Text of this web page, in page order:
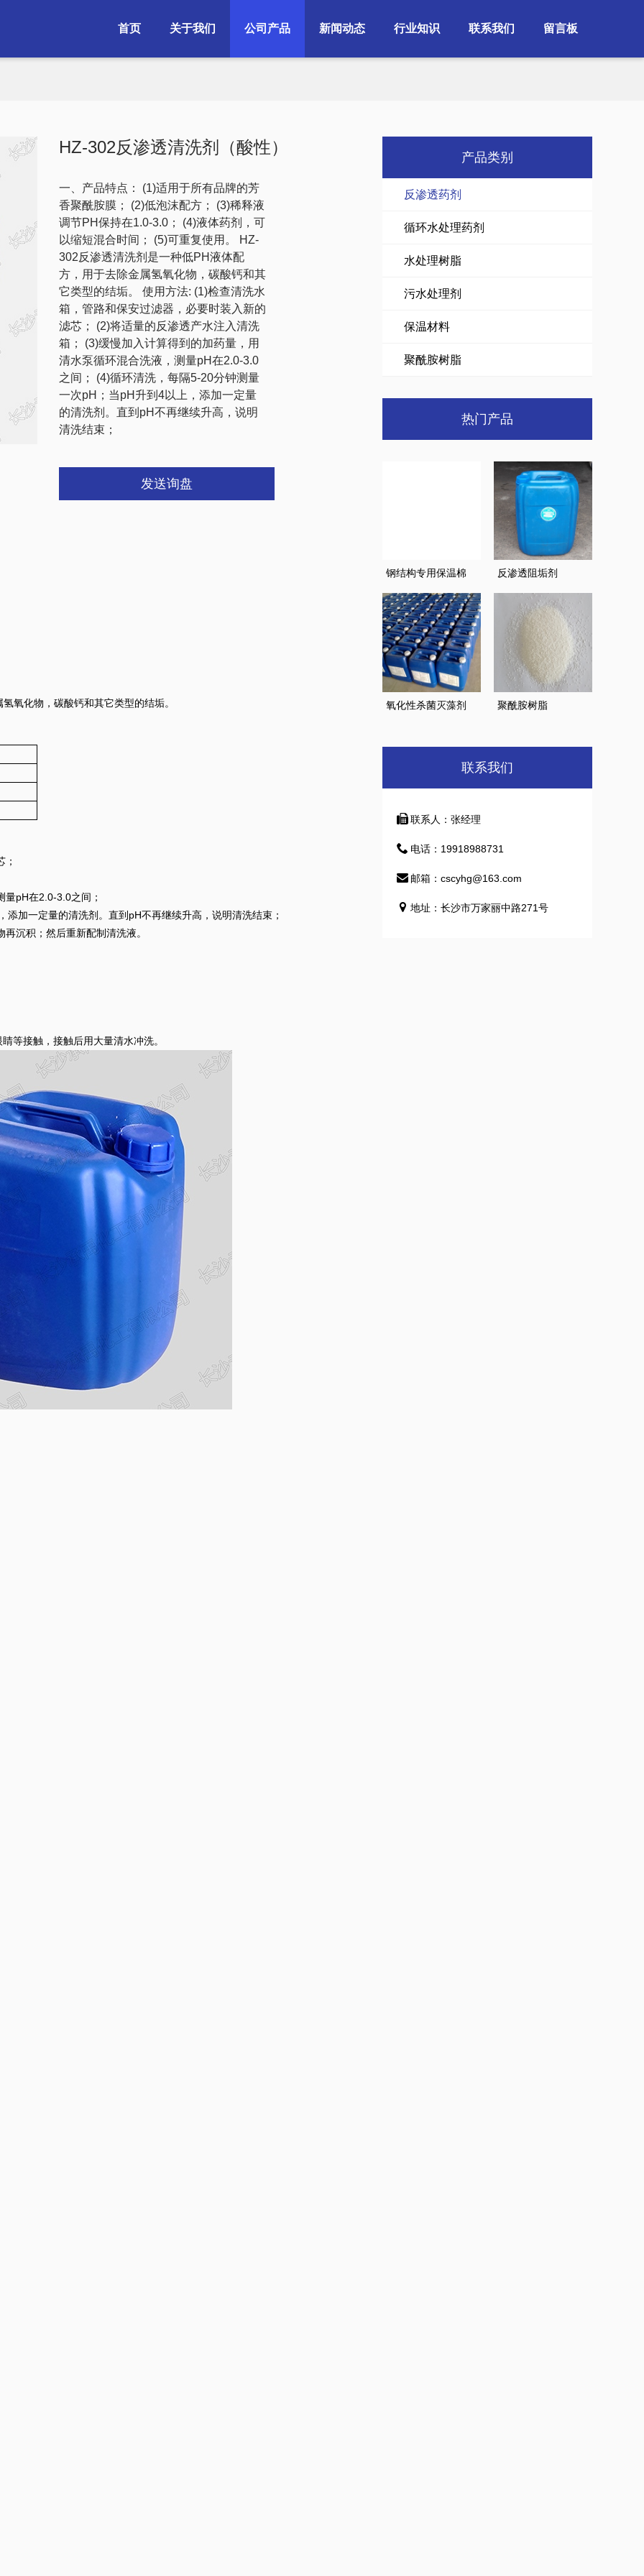
首页 关于我们 公司产品 新闻动态 行业知识 联系我们 留言板
HZ-302反渗透清洗剂（酸性）
一、产品特点： (1)适用于所有品牌的芳
香聚酰胺膜； (2)低泡沫配方； (3)稀释液
调节PH保持在1.0-3.0； (4)液体药剂，可
以缩短混合时间； (5)可重复使用。 ​HZ-
302反渗透清洗剂是一种低PH液体配
方，用于去除金属氢氧化物，碳酸钙和其
它类型的结垢。 使用方法: (1)检查清洗水
箱，管路和保安过滤器，必要时装入新的
滤芯； (2)将适量的反渗透产水注入清洗
箱； (3)缓慢加入计算得到的加药量，用
清水泵循环混合洗液，测量pH在2.0-3.0
之间； (4)循环清洗，每隔5-20分钟测量
一次pH；当pH升到4以上，添加一定量
的清洗剂。直到pH不再继续升高，说明
清洗结束；
发送询盘
化物，碳酸钙和其它类型的结垢。
pH在2.0-3.0之间；
加一定量的清洗剂。直到pH不再继续升高，说明清洗结束；
沉积；然后重新配制清洗液。
接触，接触后用大量清水冲洗。
产品类别
反渗透药剂
循环水处理药剂
水处理树脂
污水处理剂
保温材料
聚酰胺树脂
热门产品
钢结构专用保温棉 反渗透阻垢剂
氧化性杀菌灭藻剂 聚酰胺树脂
联系我们
联系人：张经理
电话：19918988731
邮箱：cscyhg@163.com
地址：长沙市万家丽中路271号